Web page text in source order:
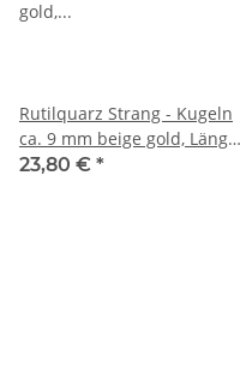
Rutilquarz Strang - Kugeln
ca. 9 mm beige gold, Länge
41 cm /4692
23,80 € *